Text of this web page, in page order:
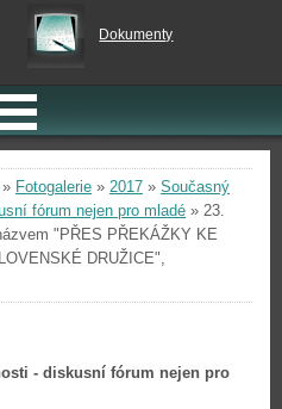
Dokumenty
Fotogalerie » 2017 » Současný
fórum nejen pro mladé » 23.
"PŘES PŘEKÁŽKY KE
DRUŽICE",
- diskusní fórum nejen pro